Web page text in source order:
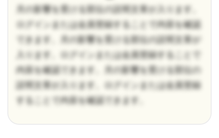
月の影響を受ける部位の説明文章が入ります。
ログインまたは会員登録することで内容を確認
できます。月の影響を受ける部位の説明文章が
入ります。ログインまたは会員登録することで
内容を確認できます。月の影響を受ける部位の
説明文章が入ります。ログインまたは会員登録
することで内容を確認できます。